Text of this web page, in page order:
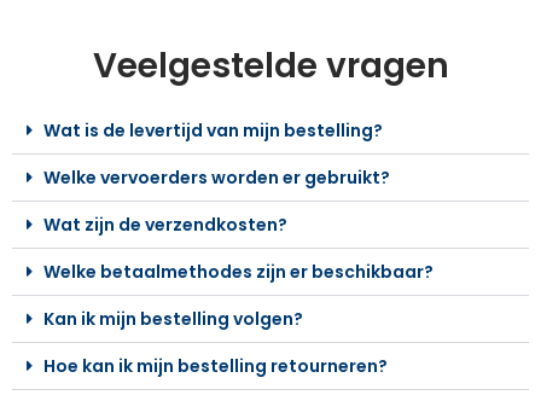
Veelgestelde vragen
Wat is de levertijd van mijn bestelling?
Welke vervoerders worden er gebruikt?
Wat zijn de verzendkosten?
Welke betaalmethodes zijn er beschikbaar?
Kan ik mijn bestelling volgen?
Hoe kan ik mijn bestelling retourneren?